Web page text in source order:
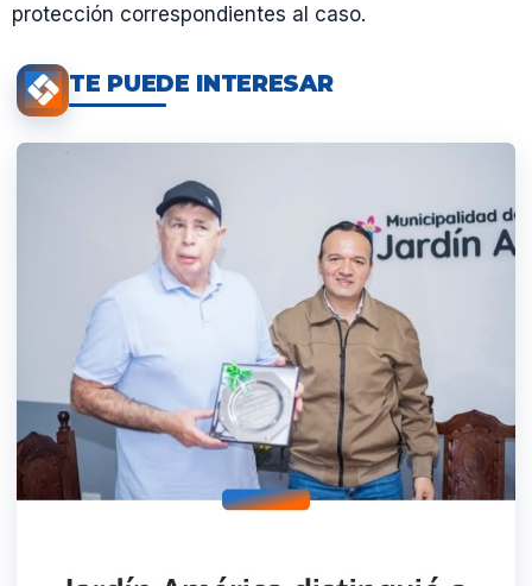
protección correspondientes al caso.
TE PUEDE INTERESAR